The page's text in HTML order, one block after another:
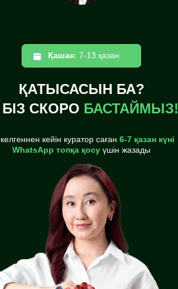
ҚАТЫСАСЫН БА?
СКОРО БАСТАЙМЫЗ!
кейін куратор саған 6-7 қазан күні
WhatsApp топқа қосу үшін жазады
Қашан: 7-13 қазан